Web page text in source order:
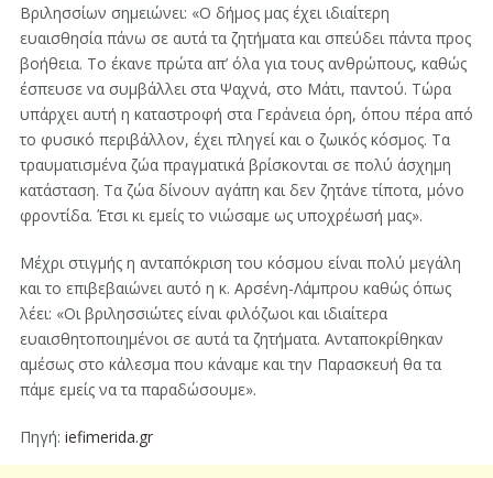
Βριλησσίων σημειώνει: «Ο δήμος μας έχει ιδιαίτερη
ευαισθησία πάνω σε αυτά τα ζητήματα και σπεύδει πάντα προς
βοήθεια. Το έκανε πρώτα απ’ όλα για τους ανθρώπους, καθώς
έσπευσε να συμβάλλει στα Ψαχνά, στο Μάτι, παντού. Τώρα
υπάρχει αυτή η καταστροφή στα Γεράνεια όρη, όπου πέρα από
το φυσικό περιβάλλον, έχει πληγεί και ο ζωικός κόσμος. Τα
τραυματισμένα ζώα πραγματικά βρίσκονται σε πολύ άσχημη
κατάσταση. Τα ζώα δίνουν αγάπη και δεν ζητάνε τίποτα, μόνο
φροντίδα. Έτσι κι εμείς το νιώσαμε ως υποχρέωσή μας».
Μέχρι στιγμής η ανταπόκριση του κόσμου είναι πολύ μεγάλη
και το επιβεβαιώνει αυτό η κ. Αρσένη-Λάμπρου καθώς όπως
λέει: «Οι βριλησσιώτες είναι φιλόζωοι και ιδιαίτερα
ευαισθητοποιημένοι σε αυτά τα ζητήματα. Ανταποκρίθηκαν
αμέσως στο κάλεσμα που κάναμε και την Παρασκευή θα τα
πάμε εμείς να τα παραδώσουμε».
Πηγή: iefimerida.gr